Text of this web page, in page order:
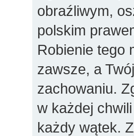
obraźliwym,
polskim
Robienie tego
zawsze, a
zachowaniu.
w każdej
każdy wątek.